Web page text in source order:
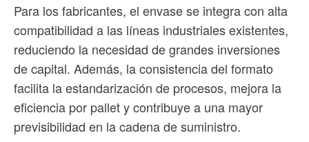
Para los fabricantes, el envase se integra con alta
compatibilidad a las líneas industriales existentes,
reduciendo la necesidad de grandes inversiones
de capital. Además, la consistencia del formato
facilita la estandarización de procesos, mejora la
eficiencia por pallet y contribuye a una mayor
previsibilidad en la cadena de suministro.